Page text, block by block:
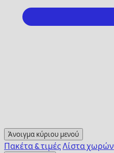
Άνοιγμα κύριου μενού
Πακέτα & τιμέςΛίστα χωρών